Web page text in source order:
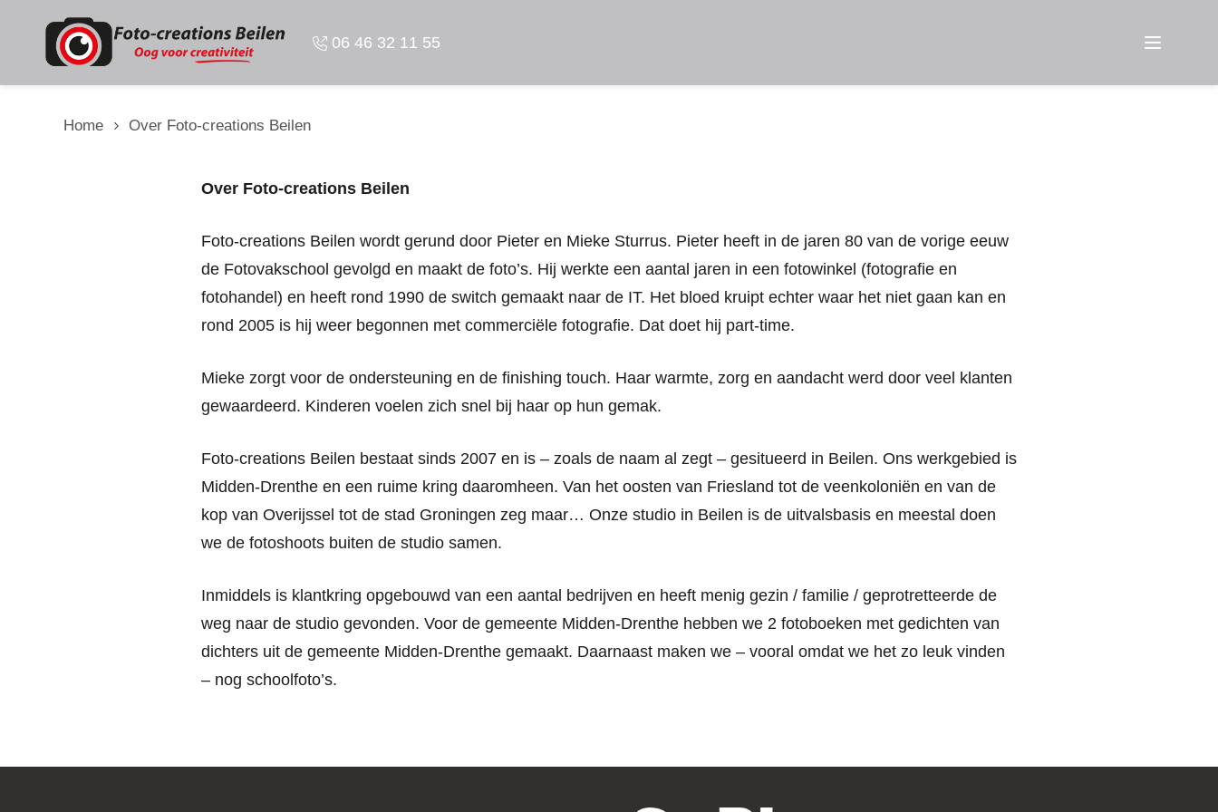
Overslaan en naar de inhoud gaan
06 46 32 11 55
Home Over Foto-creations Beilen
Over Foto-creations Beilen
Foto-creations Beilen wordt gerund door Pieter en Mieke Sturrus. Pieter heeft in de jaren 80 van de vorige eeuw
de Fotovakschool gevolgd en maakt de foto’s. Hij werkte een aantal jaren in een fotowinkel (fotografie en
fotohandel) en heeft rond 1990 de switch gemaakt naar de IT. Het bloed kruipt echter waar het niet gaan kan en
rond 2005 is hij weer begonnen met commerciële fotografie. Dat doet hij part-time.
Mieke zorgt voor de ondersteuning en de finishing touch. Haar warmte, zorg en aandacht werd door veel klanten
gewaardeerd. Kinderen voelen zich snel bij haar op hun gemak.
Foto-creations Beilen bestaat sinds 2007 en is – zoals de naam al zegt – gesitueerd in Beilen. Ons werkgebied is
Midden-Drenthe en een ruime kring daaromheen. Van het oosten van Friesland tot de veenkoloniën en van de
kop van Overijssel tot de stad Groningen zeg maar… Onze studio in Beilen is de uitvalsbasis en meestal doen
we de fotoshoots buiten de studio samen.
Inmiddels is klantkring opgebouwd van een aantal bedrijven en heeft menig gezin / familie / geprotretteerde de
weg naar de studio gevonden. Voor de gemeente Midden-Drenthe hebben we 2 fotoboeken met gedichten van
dichters uit de gemeente Midden-Drenthe gemaakt. Daarnaast maken we – vooral omdat we het zo leuk vinden
– nog schoolfoto’s.